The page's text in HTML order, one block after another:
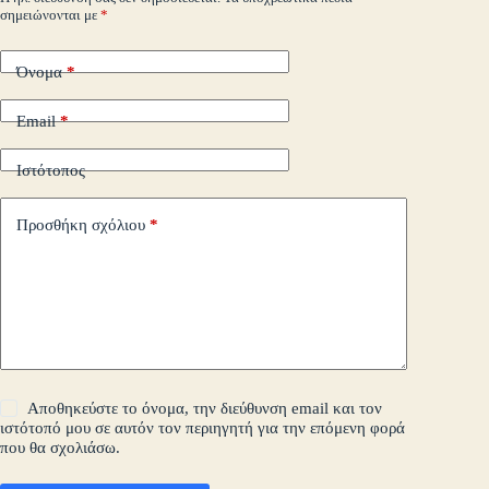
σημειώνονται με *
Όνομα*
Email*
Ιστότοπος
Προσθήκη σχόλιου *
Αποθηκεύστε το όνομα, την διεύθυνση email και τον
ιστότοπό μου σε αυτόν τον περιηγητή για την επόμενη φορά
που θα σχολιάσω.